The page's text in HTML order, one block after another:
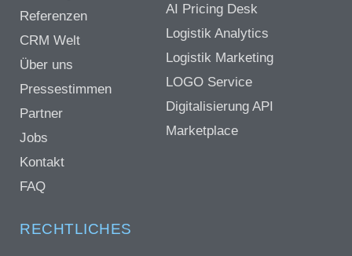
Referenzen
CRM Welt
Über uns
Pressestimmen
Partner
Jobs
Kontakt
FAQ
AI Pricing Desk
Logistik Analytics
Logistik Marketing
LOGO Service
Digitalisierung API
Marketplace
RECHTLICHES